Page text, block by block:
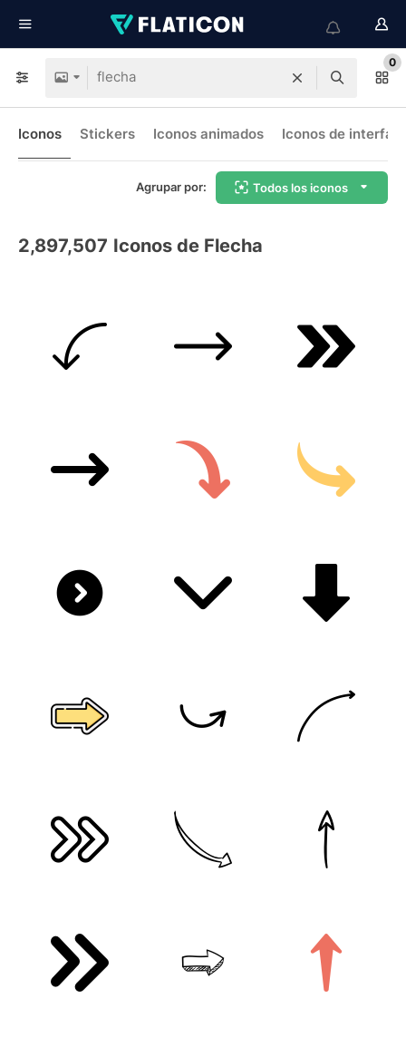
0
Iconos Stickers Iconos animados Iconos de interfaz
Agrupar por: Todos los iconos
2,897,507 Iconos de Flecha